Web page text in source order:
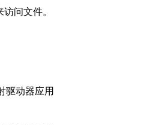
问文件。
驱动器应用